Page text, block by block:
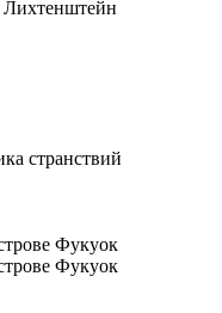
странствий
Фукуок
Фукуок